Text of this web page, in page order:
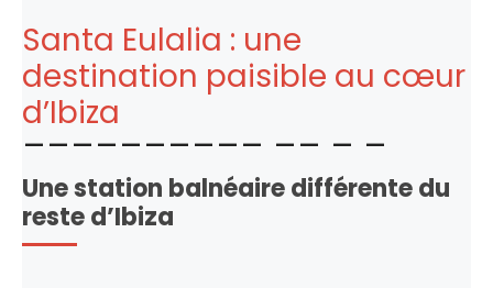
Santa Eulalia : une
destination paisible au cœur
d’Ibiza
Une station balnéaire différente du
reste d’Ibiza